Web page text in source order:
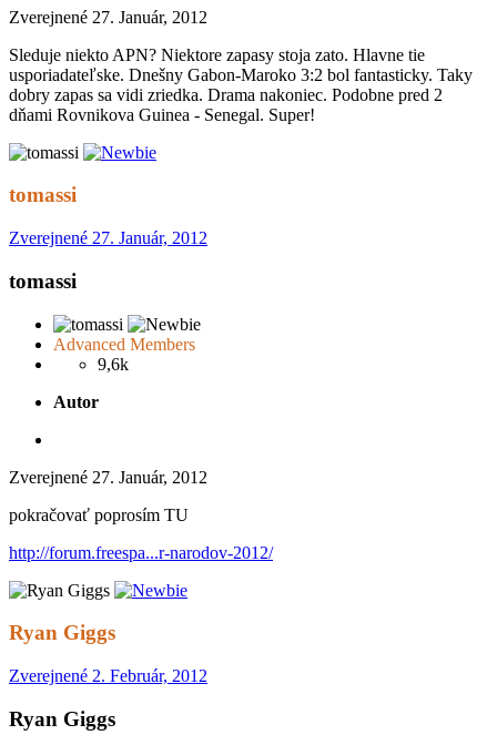
Zverejnené 27. Január, 2012
Sleduje niekto APN? Niektore zapasy stoja zato. Hlavne tie
usporiadateľske. Dnešny Gabon-Maroko 3:2 bol fantasticky. Taky
dobry zapas sa vidi zriedka. Drama nakoniec. Podobne pred 2
dňami Rovnikova Guinea - Senegal. Super!
tomassi
Zverejnené 27. Január, 2012
tomassi
Advanced Members
9,6k
Autor
Zverejnené 27. Január, 2012
pokračovať poprosím TU
http://forum.freespa...r-narodov-2012/
Ryan Giggs
Zverejnené 2. Február, 2012
Ryan Giggs